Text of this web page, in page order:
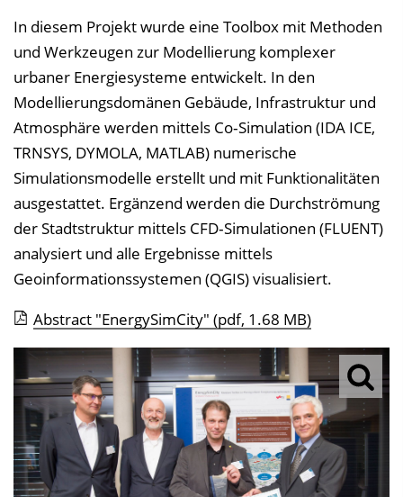
In diesem Projekt wurde eine Toolbox mit Methoden
und Werkzeugen zur Modellierung komplexer
urbaner Energiesysteme entwickelt. In den
Modellierungsdomänen Gebäude, Infrastruktur und
Atmosphäre werden mittels Co‐Simulation (IDA ICE,
TRNSYS, DYMOLA, MATLAB) numerische
Simulationsmodelle erstellt und mit Funktionalitäten
ausgestattet. Ergänzend werden die Durchströmung
der Stadtstruktur mittels CFD‐Simulationen (FLUENT)
analysiert und alle Ergebnisse mittels
Geoinformationssystemen (QGIS) visualisiert.
Abstract "EnergySimCity" (pdf, 1.68 MB)